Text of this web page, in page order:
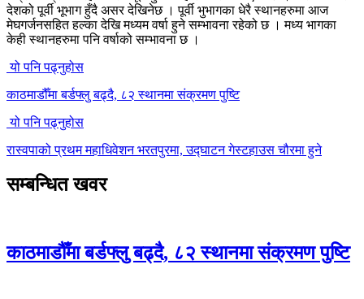
देशको पूर्वी भूभाग हुँदै असर देखिनेछ । पूर्वी भुभागका धेरै स्थानहरुमा आज
मेघगर्जनसहित हल्का देखि मध्यम वर्षा हुने सम्भावना रहेको छ । मध्य भागका
केही स्थानहरुमा पनि वर्षाको सम्भावना छ ।
यो पनि पढ्नुहोस
काठमाडौँमा बर्डफ्लु बढ्दै, ८२ स्थानमा संक्रमण पुष्टि
यो पनि पढ्नुहोस
रास्वपाको प्रथम महाधिवेशन भरतपुरमा, उद्घाटन गेस्टहाउस चौरमा हुने
सम्बन्धित खवर
काठमाडौँमा बर्डफ्लु बढ्दै, ८२ स्थानमा संक्रमण पुष्टि